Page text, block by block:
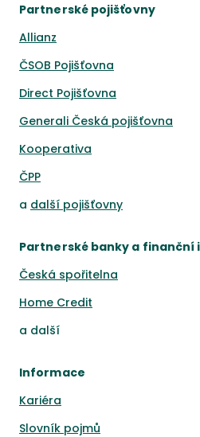
Partnerské pojišťovny
Allianz
ČSOB Pojišťovna
Direct Pojišťovna
Generali Česká pojišťovna
Kooperativa
ČPP
a další pojišťovny
Partnerské banky a finanční
Česká spořitelna
Home Credit
a další
Informace
Kariéra
Slovník pojmů